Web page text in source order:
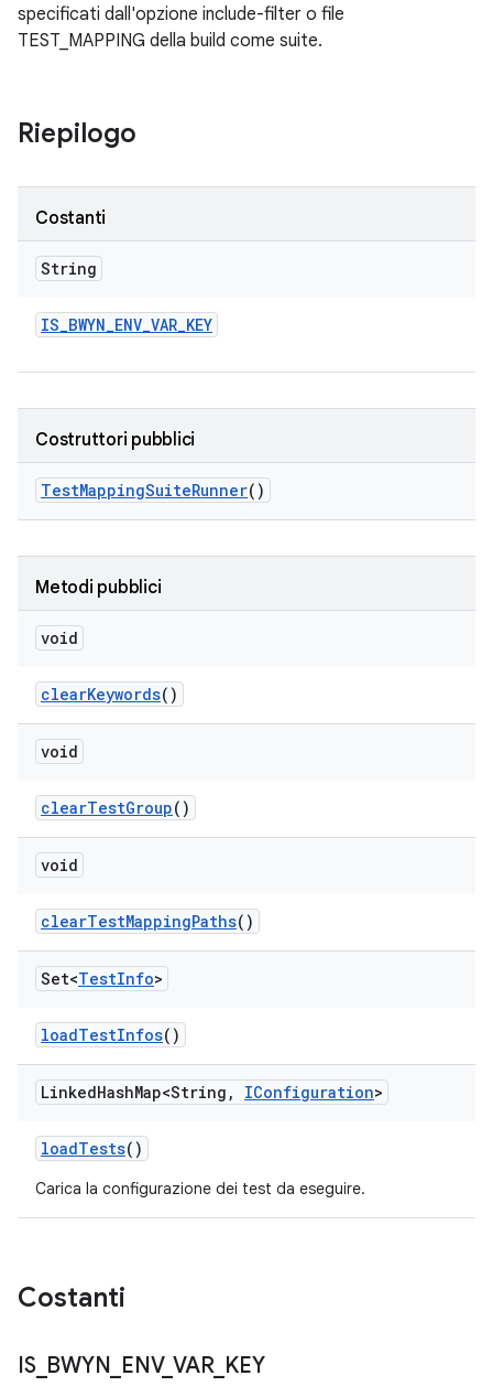
specificati dall'opzione include-filter o file
TEST_MAPPING della build come suite.
Riepilogo
Costanti
String
IS_BWYN_ENV_VAR_KEY
Costruttori pubblici
TestMappingSuiteRunner()
Metodi pubblici
void
clearKeywords()
void
clearTestGroup()
void
clearTestMappingPaths()
Set<TestInfo>
loadTestInfos()
LinkedHashMap<String , IConfiguration>
loadTests()
Carica la configurazione dei test da eseguire.
Costanti
IS_ BWYN ENV_ VAR_ KEY